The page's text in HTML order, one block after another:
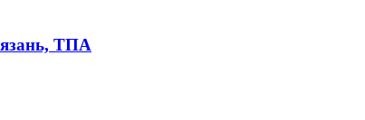
ТПА